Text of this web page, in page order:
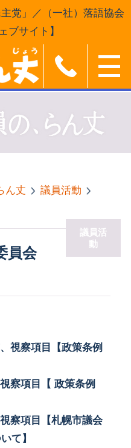
党」／（一社）落語協会
サイト】
ん丈
議員活動
議員活
動
視察項目【政策条例
察項目【 政策条例
察項目【札幌市議会
て】